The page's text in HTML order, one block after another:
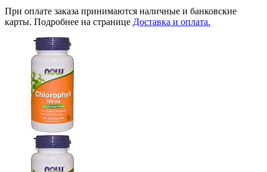
При оплате заказа принимаются наличные и банковские
карты. Подробнее на странице Доставка и оплата.